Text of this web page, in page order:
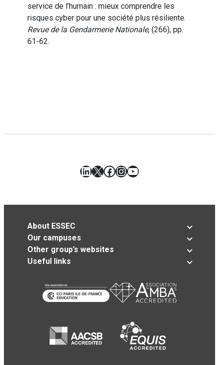
service de l’humain : mieux comprendre les
risques cyber pour une société plus résiliente.
Revue de la Gendarmerie Nationale, (266), pp.
61-62.
LinkedIn
X Facebook
Instagram
YouTube
About ESSEC
Our campuses
Other group’s websites
Useful links